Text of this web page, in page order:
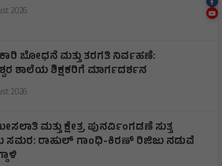
2026
ಬೋಧನೆ ಮತ್ತು ತರಗತಿ ನಿರ್ವಹಣೆ:
ಶಾಲೆಯ ಶಿಕ್ಷಕರಿಗೆ ಮಾರ್ಗದರ್ಶನ
2026
ಮತ್ತು ಕ್ಷೇತ್ರ ಪುನರ್ವಿಂಗಡಣೆ ಸುತ್ತ
ಸಮರ: ರಾಹುಲ್ ಗಾಂಧಿ-ಕಿರಣ್ ರಿಜಿಜು ನಡುವೆ